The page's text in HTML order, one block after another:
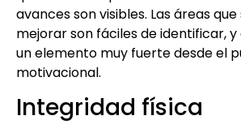
avances son visibles. Las áreas
mejorar son fáciles de identificar,
un elemento muy fuerte desde el
motivacional.
Integridad física